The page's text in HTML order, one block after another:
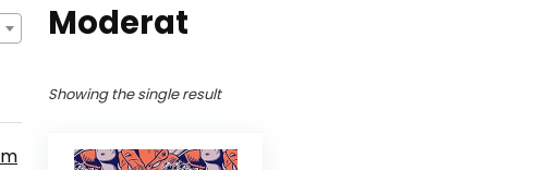
Moderat
Showing the single result